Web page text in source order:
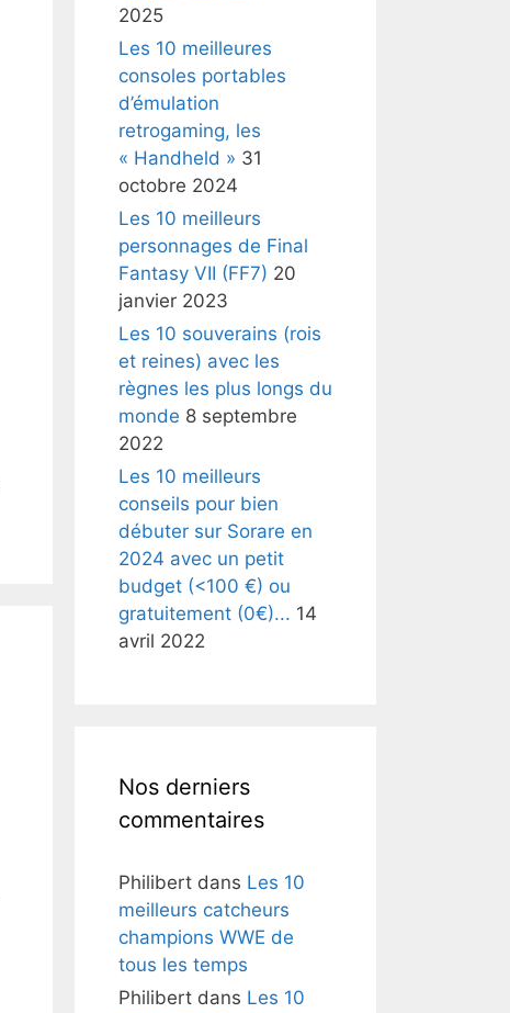
2025
Les 10 meilleures
consoles portables
d’émulation
retrogaming, les
« Handheld » 31
octobre 2024
Les 10 meilleurs
personnages de Final
Fantasy VII (FF7) 20
janvier 2023
Les 10 souverains (rois
et reines) avec les
règnes les plus longs du
monde 8 septembre
2022
Les 10 meilleurs
conseils pour bien
débuter sur Sorare en
2024 avec un petit
budget (<100 €) ou
gratuitement (0€)... 14
avril 2022
Nos derniers
commentaires
Philibert dans Les 10
meilleurs catcheurs
champions WWE de
tous les temps
Philibert dans Les 10